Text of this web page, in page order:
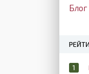
Блог